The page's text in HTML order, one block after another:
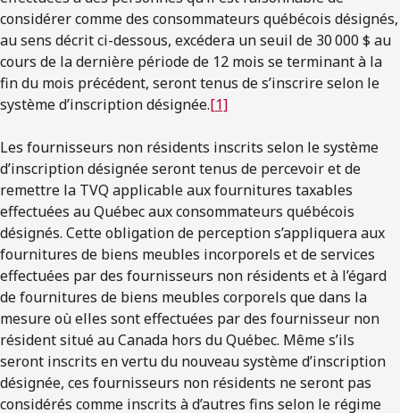
considérer comme des consommateurs québécois désignés,
au sens décrit ci-dessous, excédera un seuil de 30 000 $ au
cours de la dernière période de 12 mois se terminant à la
fin du mois précédent, seront tenus de s’inscrire selon le
système d’inscription désignée.[1]
Les fournisseurs non résidents inscrits selon le système
d’inscription désignée seront tenus de percevoir et de
remettre la TVQ applicable aux fournitures taxables
effectuées au Québec aux consommateurs québécois
désignés. Cette obligation de perception s’appliquera aux
fournitures de biens meubles incorporels et de services
effectuées par des fournisseurs non résidents et à l’égard
de fournitures de biens meubles corporels que dans la
mesure où elles sont effectuées par des fournisseur non
résident situé au Canada hors du Québec. Même s’ils
seront inscrits en vertu du nouveau système d’inscription
désignée, ces fournisseurs non résidents ne seront pas
considérés comme inscrits à d’autres fins selon le régime